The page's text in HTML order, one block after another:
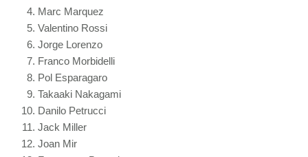
Marc Marquez
Valentino Rossi
Jorge Lorenzo
Franco Morbidelli
Pol Esparagaro
Takaaki Nakagami
Danilo Petrucci
Jack Miller
Joan Mir